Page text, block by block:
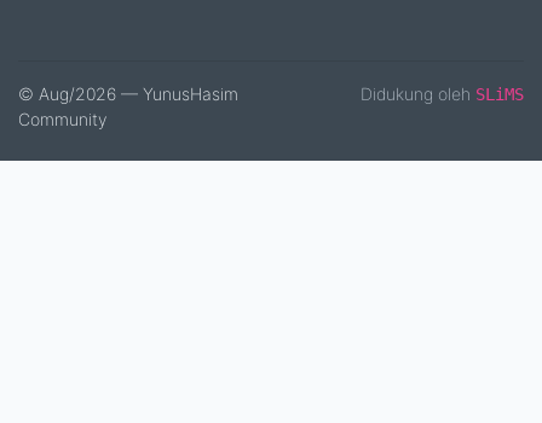
© Aug/2026 — YunusHasim
Community
Didukung oleh SLiMS